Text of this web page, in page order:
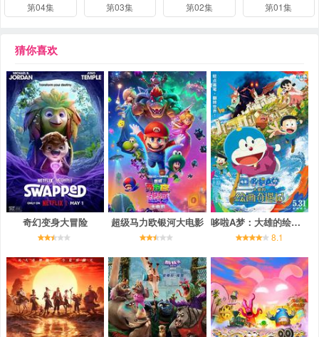
第04集 第03集 第02集 第01集
猜你喜欢
奇幻变身大冒险 超级马力欧银河大电影 哆啦A梦：大雄的绘画奇遇记
8.1